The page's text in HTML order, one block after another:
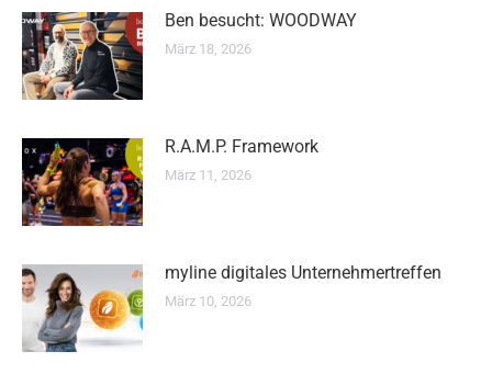
Ben besucht: WOODWAY
März 18, 2026
R.A.M.P. Framework
März 11, 2026
myline digitales Unternehmertreffen
März 10, 2026